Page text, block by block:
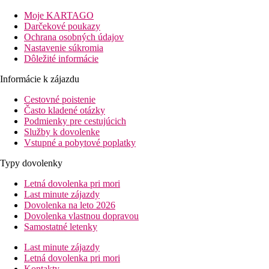
Vzdialenosť
pláže: 900 m
letisko: 5 km Santorini
centrá: 1.5 km, 12 km
nákupných možností: 900 m
Popis izby
Štúdio
klimatizácia (zadarmo)
káblová TV
kúpeľňa/WC (po rekonštrukcii), sušič vlasov
trezor (zadarmo)
Wi-Fi (zdarma)
chladnička (zadarmo)
balkón alebo terasa
Štúdiá sú situované na prízemí
je možné ubytovať až 3 osoby
Ostatné typy izieb
Superior izby
Moje KARTAGO
Darčekové poukazy
Ochrana osobných údajov
Nastavenie súkromia
Dôležité informácie
Informácie k zájazdu
Cestovné poistenie
Často kladené otázky
Podmienky pre cestujúcich
Služby k dovolenke
Vstupné a pobytové poplatky
Typy dovolenky
Letná dovolenka pri mori
Last minute zájazdy
Dovolenka na leto 2026
Dovolenka vlastnou dopravou
Samostatné letenky
Last minute zájazdy
Letná dovolenka pri mori